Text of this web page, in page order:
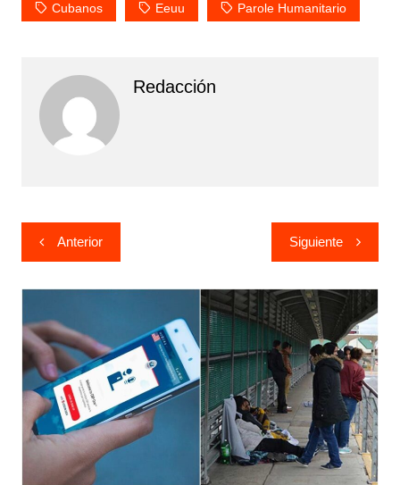
Cubanos Eeuu Parole Humanitario
Redacción
Navegación
de
entradas
Anterior Siguiente